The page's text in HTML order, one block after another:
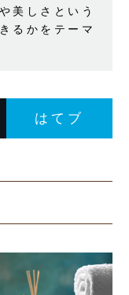
美しさという
るかをテーマ
はてブ